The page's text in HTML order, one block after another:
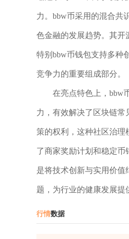
力。bbw币采用的混合共
色金融的发展趋势。其开
特别bbw币钱包支持多种
竞争力的重要组成部分。
在亮点特色上，bbw
力，有效解决了区块链
策的权利，这种社区治理
了商家奖励计划和稳定币
是将技术创新与实用价
题，为行业的健康发展提
行情数据